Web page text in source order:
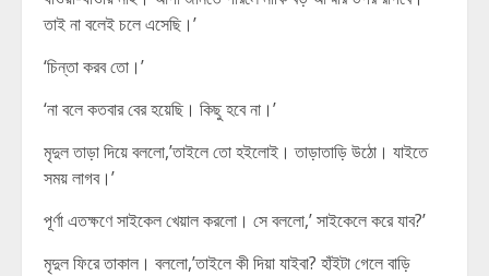
তাই না বলেই চলে এসেছি।’
‘চিন্তা করব তো।’
‘না বলে কতবার বের হয়েছি। কিছু হবে না।’
মৃদুল তাড়া দিয়ে বললো,’তাইলে তো হইলোই। তাড়াতাড়ি উঠো। যাইতে
সময় লাগব।’
পূর্ণা এতক্ষণে সাইকেল খেয়াল করলো। সে বললো,’ সাইকেলে করে যাব?’
মৃদুল ফিরে তাকাল। বললো,’তাইলে কী দিয়া যাইবা? হাঁইটা গেলে বাড়ি